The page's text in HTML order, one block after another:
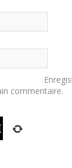
commentaire.